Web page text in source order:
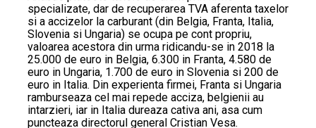
specializate, dar de recuperarea TVA aferenta taxelor
si a accizelor la carburant (din Belgia, Franta, Italia,
Slovenia si Ungaria) se ocupa pe cont propriu,
valoarea acestora din urma ridicandu-se in 2018 la
25.000 de euro in Belgia, 6.300 in Franta, 4.580 de
euro in Ungaria, 1.700 de euro in Slovenia si 200 de
euro in Italia. Din experienta firmei, Franta si Ungaria
ramburseaza cel mai repede acciza, belgienii au
intarzieri, iar in Italia dureaza cativa ani, asa cum
puncteaza directorul general Cristian Vesa.